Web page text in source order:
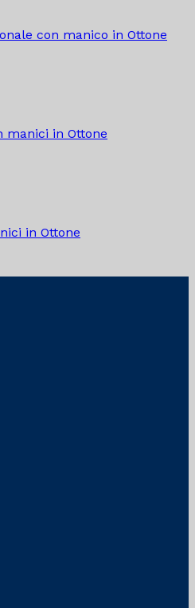
con manico in Ottone
manici in Ottone
in Ottone